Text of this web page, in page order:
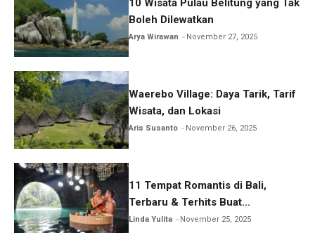
10 Wisata Pulau Belitung yang Tak
Boleh Dilewatkan
Arya Wirawan November 27, 2025
Waerebo Village: Daya Tarik, Tarif
Wisata, dan Lokasi
Aris Susanto November 26, 2025
11 Tempat Romantis di Bali,
Terbaru & Terhits Buat
Honeymoon
Linda Yulita November 25, 2025